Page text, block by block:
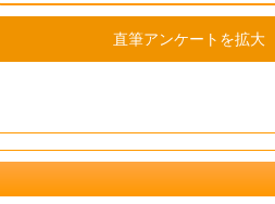
直筆アンケートを拡大